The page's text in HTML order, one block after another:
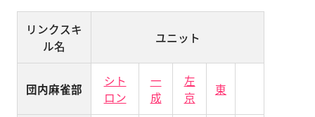
リンクスキ
ル名
ユニット
団内麻雀部
シト
ロン
一
成
左
京
東